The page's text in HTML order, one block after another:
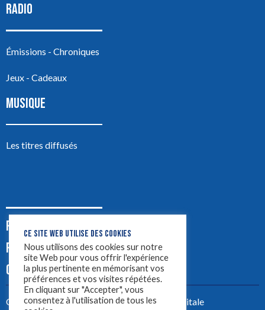
RADIO
Émissions - Chroniques
Jeux - Cadeaux
MUSIQUE
Les titres diffusés
PODCASTS
PUB
CONTACT
Créez votre site avecYellowtie – Agence Digitale
CE SITE WEB UTILISE DES COOKIES
Nous utilisons des cookies sur notre
site Web pour vous offrir l'expérience
la plus pertinente en mémorisant vos
préférences et vos visites répétées.
En cliquant sur "Accepter", vous
consentez à l'utilisation de tous les